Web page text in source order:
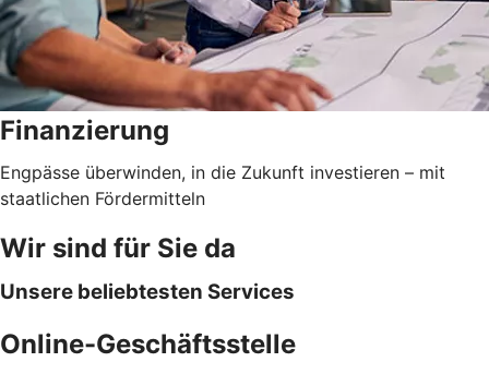
Finanzierung
Engpässe überwinden, in die Zukunft investieren – mit
staatlichen Fördermitteln
Wir sind für Sie da
Unsere beliebtesten Services
Online-Geschäftsstelle